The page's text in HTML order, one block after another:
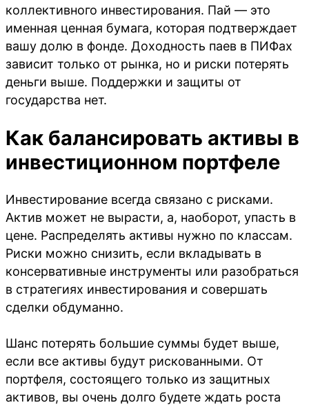
коллективного инвестирования. Пай — это
именная ценная бумага, которая подтверждает
вашу долю в фонде. Доходность паев в ПИФах
зависит только от рынка, но и риски потерять
деньги выше. Поддержки и защиты от
государства нет.
Как балансировать активы в
инвестиционном портфеле
Инвестирование всегда связано с рисками.
Актив может не вырасти, а, наоборот, упасть в
цене. Распределять активы нужно по классам.
Риски можно снизить, если вкладывать в
консервативные инструменты или разобраться
в стратегиях инвестирования и совершать
сделки обдуманно.
Шанс потерять большие суммы будет выше,
если все активы будут рискованными. От
портфеля, состоящего только из защитных
активов, вы очень долго будете ждать роста